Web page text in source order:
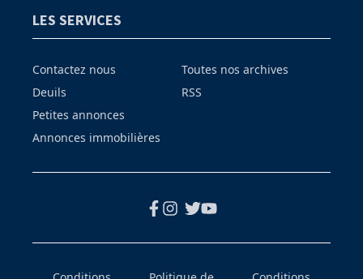
LES SERVICES
Contactez nous
Deuils
Petites annonces
Annonces immobilières
Toutes nos archives
RSS